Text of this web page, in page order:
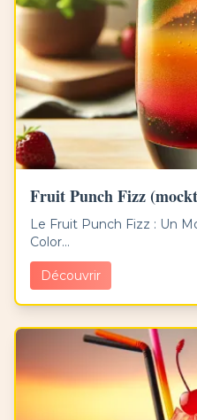
Fruit Punch Fizz
Le Fruit Punch Fizz : Un
Color...
Découvrir